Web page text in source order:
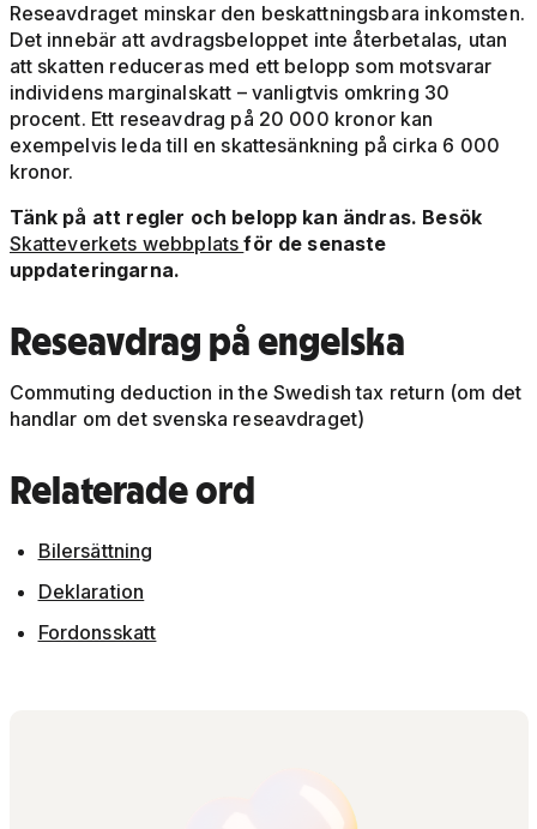
Reseavdraget minskar den beskattningsbara inkomsten.
Det innebär att avdragsbeloppet inte återbetalas, utan
att skatten reduceras med ett belopp som motsvarar
individens marginalskatt – vanligtvis omkring 30
procent. Ett reseavdrag på 20 000 kronor kan
exempelvis leda till en skattesänkning på cirka 6 000
kronor.
Tänk på att regler och belopp kan ändras. Besök
Skatteverkets webbplatsför de senaste
uppdateringarna.
Reseavdrag på engelska
Commuting deduction in the Swedish tax return (om det
handlar om det svenska reseavdraget)
Relaterade ord
Bilersättning
Deklaration
Fordonsskatt